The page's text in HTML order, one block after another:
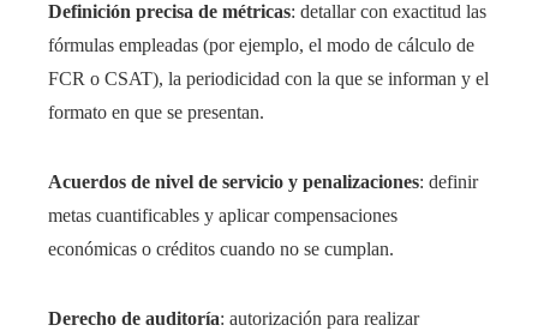
Definición precisa de métricas: detallar con exactitud las
fórmulas empleadas (por ejemplo, el modo de cálculo de
FCR o CSAT), la periodicidad con la que se informan y el
formato en que se presentan.
Acuerdos de nivel de servicio y penalizaciones: definir
metas cuantificables y aplicar compensaciones
económicas o créditos cuando no se cumplan.
Derecho de auditoría: autorización para realizar